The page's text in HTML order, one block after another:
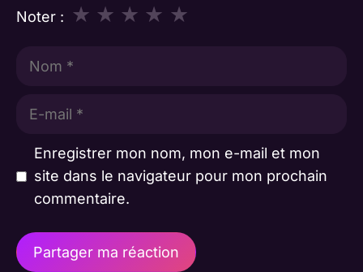
Noter : ★
★
★
★
★
Enregistrer mon nom, mon e-mail et mon
site dans le navigateur pour mon prochain
commentaire.